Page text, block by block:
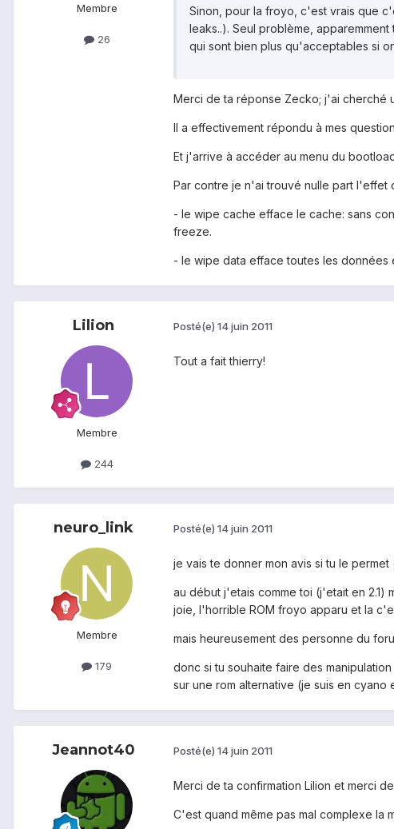
Membre
26
Sinon, pour la froyo, c'est vrais que
leaks..). Seul problème,
qui sont bien plus qu'acceptables si
Merci de ta réponse Zecko; j'ai cherché
Il a effectivement répondu à mes
Et j'arrive à accéder au menu du
Par contre je n'ai trouvé nulle part l'effet
- le wipe cache efface le cache: sans
freeze.
- le wipe data efface toutes les données
Lilion
Membre
244
Posté(e) 14 juin 2011
Tout a fait thierry!
neuro_link
Membre
179
Posté(e) 14 juin 2011
je vais te donner mon avis si tu le
au début j'etais comme toi (j'etait en 2.1)
joie, l'horrible ROM froyo apparu et la
mais heureusement des personne du
donc si tu souhaite faire des
sur une rom alternative (je suis en
Jeannot40 Posté(e) 14 juin 2011
Merci de ta confirmation Lilion et merci
C'est quand même pas mal complexe la